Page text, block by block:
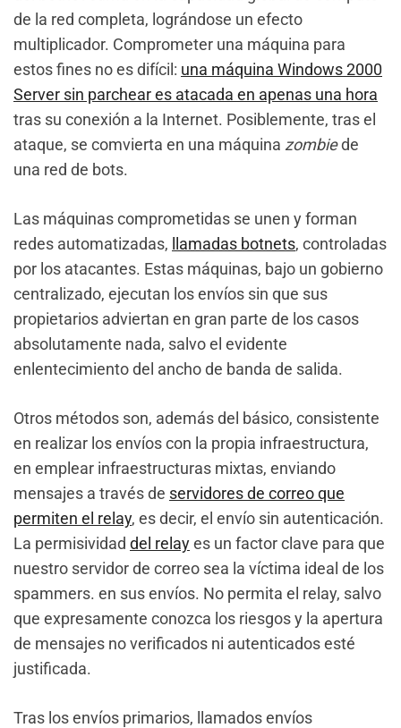
de la red completa, lográndose un efecto
multiplicador. Comprometer una máquina para
estos fines no es difícil: una máquina Windows 2000
Server sin parchear es atacada en apenas una hora
tras su conexión a la Internet. Posiblemente, tras el
ataque, se comvierta en una máquina zombiede
una red de bots.
Las máquinas comprometidas se unen y forman
redes automatizadas,
llamadas botnets, controladas
por los atacantes. Estas máquinas, bajo un gobierno
centralizado, ejecutan los envíos sin que sus
propietarios adviertan en gran parte de los casos
absolutamente nada, salvo el evidente
enlentecimiento del ancho de banda de salida.
Otros métodos son, además del básico, consistente
en realizar los envíos con la propia infraestructura,
en emplear infraestructuras mixtas, enviando
mensajes a través de servidores de correo que
permiten el relay, es decir, el envío sin autenticación.
La permisividad del relayes un factor clave para que
nuestro servidor de correo sea la víctima ideal de los
spammers. en sus envíos. No permita el relay, salvo
que expresamente conozca los riesgos y la apertura
de mensajes no verificados ni autenticados esté
justificada.
Tras los envíos primarios, llamados envíos